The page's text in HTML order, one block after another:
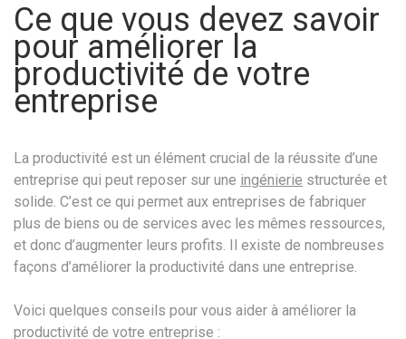
Ce que vous devez savoir
pour améliorer la
productivité de votre
entreprise
La productivité est un élément crucial de la réussite d’une
entreprise qui peut reposer sur une ingénierie structurée et
solide. C’est ce qui permet aux entreprises de fabriquer
plus de biens ou de services avec les mêmes ressources,
et donc d’augmenter leurs profits. Il existe de nombreuses
façons d’améliorer la productivité dans une entreprise.
Voici quelques conseils pour vous aider à améliorer la
productivité de votre entreprise :